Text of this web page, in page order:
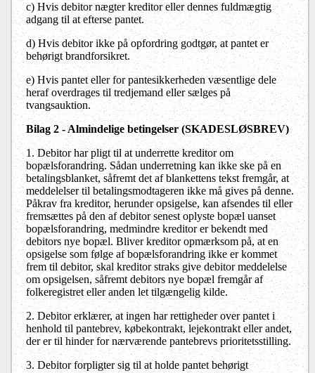
c) Hvis debitor nægter kreditor eller dennes fuldmægtig
adgang til at efterse pantet.
d) Hvis debitor ikke på opfordring godtgør, at pantet er
behørigt brandforsikret.
e)Hvis pantet eller for pantesikkerheden væsentlige dele
heraf overdrages til tredjemand eller sælges på
tvangsauktion.
Bilag 2 - Almindelige betingelser (SKADESLØSBREV)
1. Debitor har pligt til at underrette kreditor om
bopælsforandring. Sådan underretning kan ikke ske på en
betalingsblanket, såfremt det af blankettens tekst fremgår, at
meddelelser til betalingsmodtageren ikke må gives på denne.
Påkrav fra kreditor, herunder opsigelse, kan afsendes til eller
fremsættes på den af debitor senest oplyste bopæl uanset
bopælsforandring, medmindre kreditor er bekendt med
debitors nye bopæl. Bliver kreditor opmærksom på, at en
opsigelse som følge af bopælsforandring ikke er kommet
frem til debitor, skal kreditor straks give debitor meddelelse
om opsigelsen, såfremt debitors nye bopæl fremgår af
folkeregistret eller anden let tilgængelig kilde.
2. Debitor erklærer, at ingen har rettigheder over pantet i
henhold til pantebrev, købekontrakt, lejekontrakt eller andet,
der er til hinder for nærværende pantebrevs prioritetsstilling.
3. Debitor forpligter sig til at holde pantet behørigt